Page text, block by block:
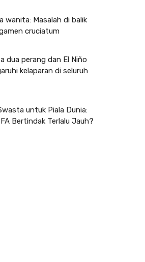
wanita: Masalah di balik
cruciatum
dua perang dan El Niño
kelaparan di seluruh
untuk Piala Dunia:
Bertindak Terlalu Jauh?